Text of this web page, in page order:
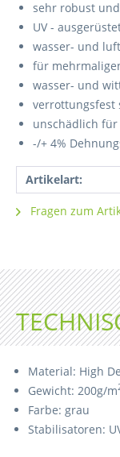
sehr robust
UV -
wasser- und
für
wasser- und
verrottungsfest
unschädlich
-/+ 4%
Artikelart:
Fragen zum
Material: High
Gewicht: 200g/m
Farbe: grau
Stabilisatoren: